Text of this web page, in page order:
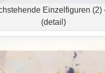
Einzelfiguren (2)
(detail)